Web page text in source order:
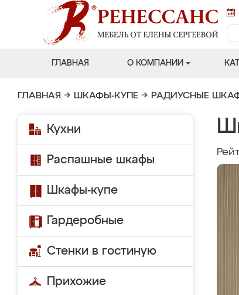
ГЛАВНАЯ О КОМПАНИИ
ГЛАВНАЯ → ШКАФЫ-КУПЕ → РАДИУСНЫЕ
Кухни
Распашные шкафы
Шкафы-купе
Гардеробные
Стенки в гостиную
Прихожие